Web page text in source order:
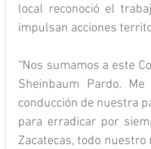
local reconoció el
impulsan acciones
“Nos sumamos a este
Sheinbaum Pardo.
conducción de nuestra
para erradicar por
Zacatecas, todo nuestro